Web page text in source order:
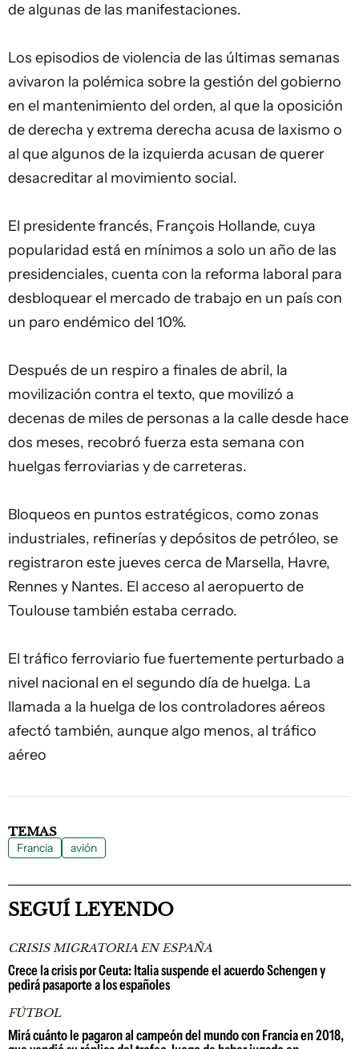
de algunas de las manifestaciones.
Los episodios de violencia de las últimas semanas
avivaron la polémica sobre la gestión del gobierno
en el mantenimiento del orden, al que la oposición
de derecha y extrema derecha acusa de laxismo o
al que algunos de la izquierda acusan de querer
desacreditar al movimiento social.
El presidente francés, François Hollande, cuya
popularidad está en mínimos a solo un año de las
presidenciales, cuenta con la reforma laboral para
desbloquear el mercado de trabajo en un país con
un paro endémico del 10%.
Después de un respiro a finales de abril, la
movilización contra el texto, que movilizó a
decenas de miles de personas a la calle desde hace
dos meses, recobró fuerza esta semana con
huelgas ferroviarias y de carreteras.
Bloqueos en puntos estratégicos, como zonas
industriales, refinerías y depósitos de petróleo, se
registraron este jueves cerca de Marsella, Havre,
Rennes y Nantes. El acceso al aeropuerto de
Toulouse también estaba cerrado.
El tráfico ferroviario fue fuertemente perturbado a
nivel nacional en el segundo día de huelga. La
llamada a la huelga de los controladores aéreos
afectó también, aunque algo menos, al tráfico
aéreo
TEMAS
Francia avión
SEGUÍ LEYENDO
CRISIS MIGRATORIA EN ESPAÑA
Crece la crisis por Ceuta: Italia suspende el acuerdo Schengen y
pedirá pasaporte a los españoles
FÚTBOL
Mirá cuánto le pagaron al campeón del mundo con Francia en 2018,